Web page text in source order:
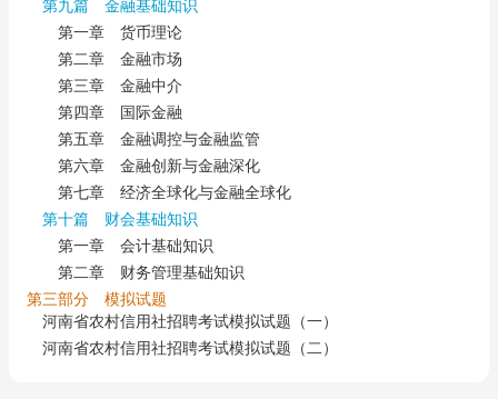
第九篇 金融基础知识
第一章 货币理论
第二章 金融市场
第三章 金融中介
第四章 国际金融
第五章 金融调控与金融监管
第六章 金融创新与金融深化
第七章 经济全球化与金融全球化
第十篇 财会基础知识
第一章 会计基础知识
第二章 财务管理基础知识
第三部分 模拟试题
河南省农村信用社招聘考试模拟试题（一）
河南省农村信用社招聘考试模拟试题（二）